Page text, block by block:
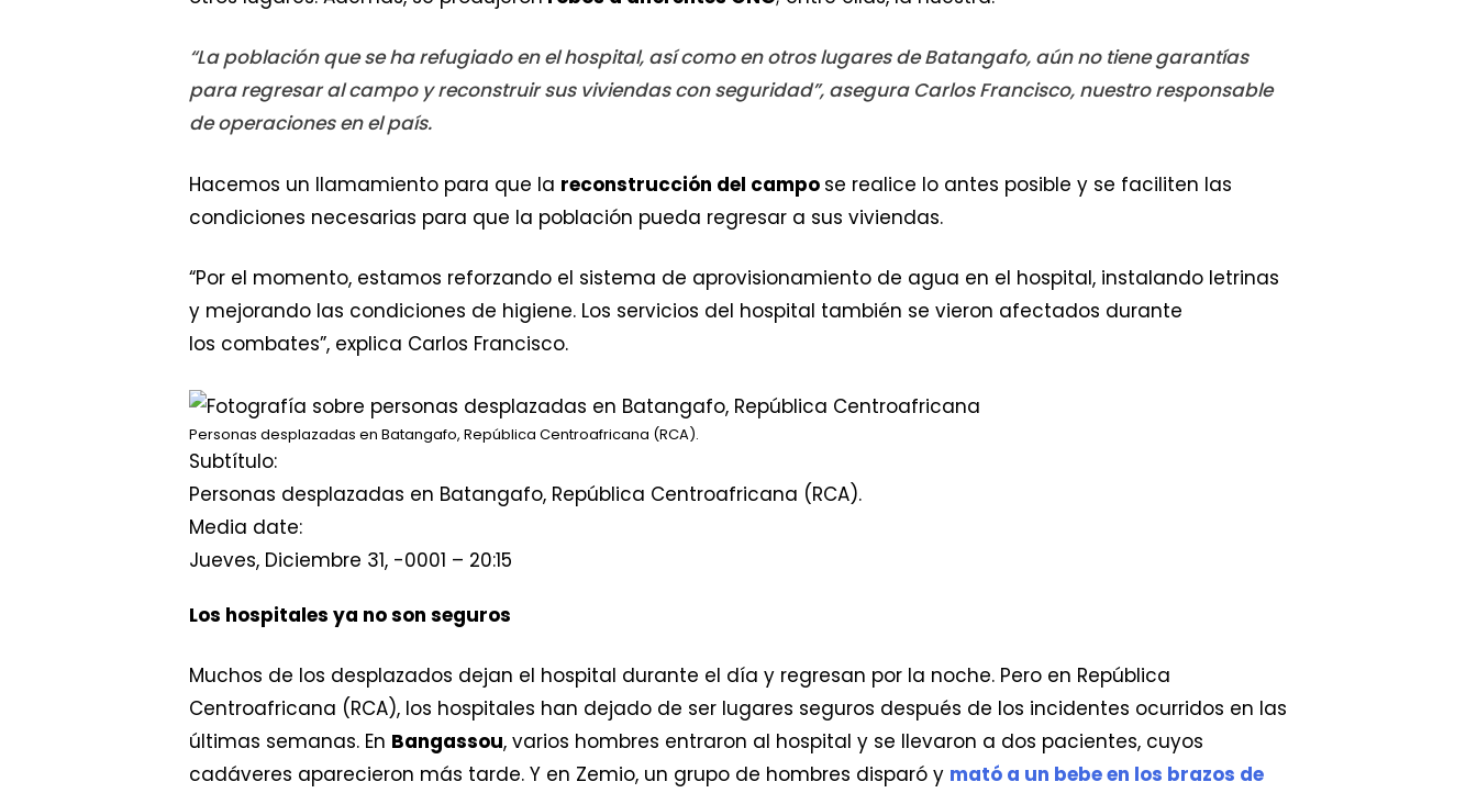
“La población que se ha refugiado en el hospital, así como en otros lugares de Batangafo, aún no tiene garantías
para regresar al campo y reconstruir sus viviendas con seguridad”, asegura Carlos Francisco, nuestro responsable
de operaciones en el país.
Hacemos un llamamiento para que la reconstrucción del campo se realice lo antes posible y se faciliten las
condiciones necesarias para que la población pueda regresar a sus viviendas.
“Por el momento, estamos reforzando el sistema de aprovisionamiento de agua en el hospital, instalando letrinas
y mejorando las condiciones de higiene. Los servicios del hospital también se vieron afectados durante
los combates”, explica Carlos Francisco.
Personas desplazadas en Batangafo, República Centroafricana (RCA).
Subtítulo:
Personas desplazadas en Batangafo, República Centroafricana (RCA).
Media date:
Jueves, Diciembre 31, -0001 – 20:15
Los hospitales ya no son seguros
Muchos de los desplazados dejan el hospital durante el día y regresan por la noche. Pero en República
Centroafricana (RCA), los hospitales han dejado de ser lugares seguros después de los incidentes ocurridos en las
últimas semanas. En Bangassou, varios hombres entraron al hospital y se llevaron a dos pacientes, cuyos
cadáveres aparecieron más tarde. Y en Zemio, un grupo de hombres disparó y mató a un bebe en los brazos de